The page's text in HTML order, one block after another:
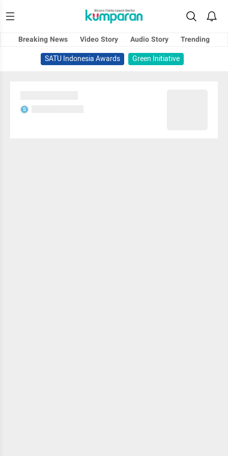
Breaking News Video Story Audio Story
Trending
SATU Indonesia Awards
Green Initiative
S